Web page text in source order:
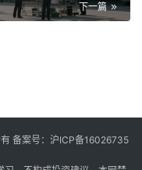
下一篇
备案号： 沪ICP备16026735